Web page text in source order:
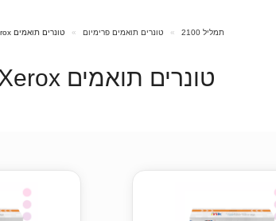
תמליל 2100 טונרים תואמים פרימיום טונרים תואמים Xerox
טונרים תואמים Xerox